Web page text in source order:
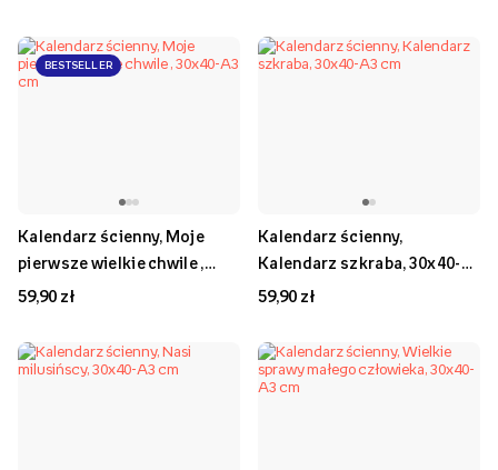
BESTSELLER
Kalendarz ścienny, Moje
pierwsze wielkie chwile ,
30x40-A3 cm
59,90 zł
Kalendarz ścienny,
Kalendarz szkraba, 30x40-
A3 cm
59,90 zł